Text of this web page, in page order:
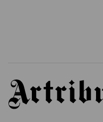
Artribune